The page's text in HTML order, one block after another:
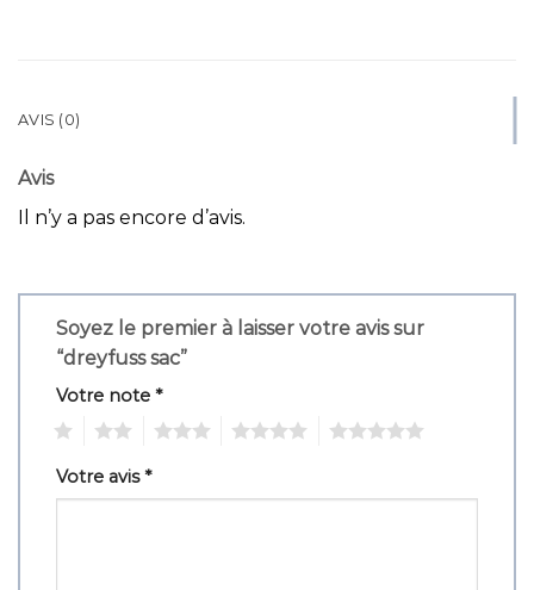
AVIS (0)
Avis
Il n’y a pas encore d’avis.
Soyez le premier à laisser votre avis sur
“dreyfuss sac”
Votre note *
Votre avis*